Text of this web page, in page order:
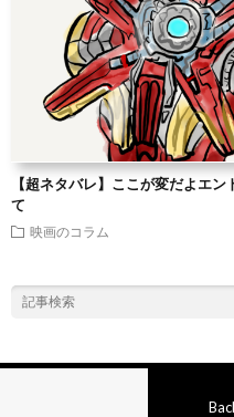
【超ネタバレ】ここが変だよエ
て
映画のコラム